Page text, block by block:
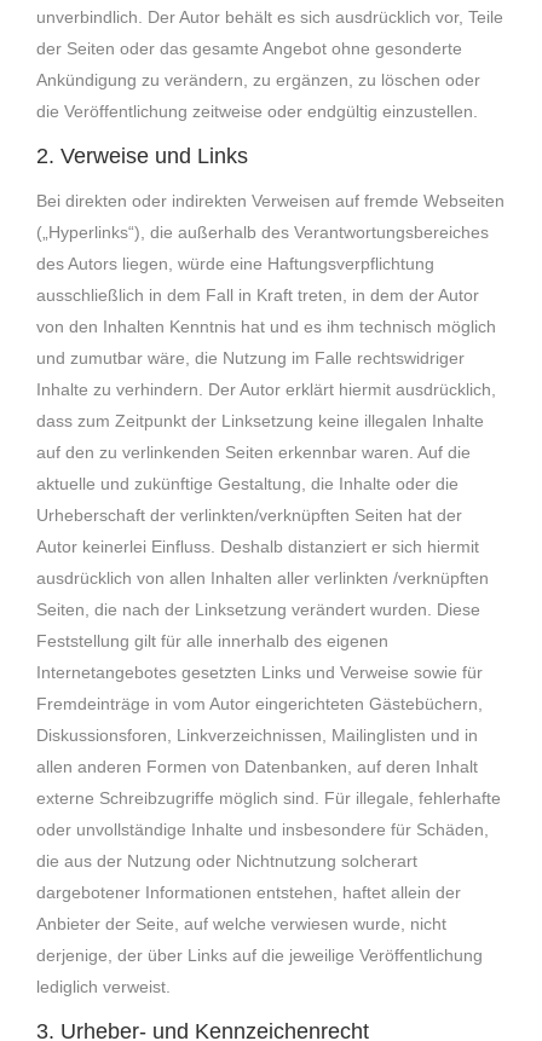
unverbindlich. Der Autor behält es sich ausdrücklich vor, Teile
der Seiten oder das gesamte Angebot ohne gesonderte
Ankündigung zu verändern, zu ergänzen, zu löschen oder
die Veröffentlichung zeitweise oder endgültig einzustellen.
2. Verweise und Links
Bei direkten oder indirekten Verweisen auf fremde Webseiten
(„Hyperlinks“), die außerhalb des Verantwortungsbereiches
des Autors liegen, würde eine Haftungsverpflichtung
ausschließlich in dem Fall in Kraft treten, in dem der Autor
von den Inhalten Kenntnis hat und es ihm technisch möglich
und zumutbar wäre, die Nutzung im Falle rechtswidriger
Inhalte zu verhindern. Der Autor erklärt hiermit ausdrücklich,
dass zum Zeitpunkt der Linksetzung keine illegalen Inhalte
auf den zu verlinkenden Seiten erkennbar waren. Auf die
aktuelle und zukünftige Gestaltung, die Inhalte oder die
Urheberschaft der verlinkten/verknüpften Seiten hat der
Autor keinerlei Einfluss. Deshalb distanziert er sich hiermit
ausdrücklich von allen Inhalten aller verlinkten /verknüpften
Seiten, die nach der Linksetzung verändert wurden. Diese
Feststellung gilt für alle innerhalb des eigenen
Internetangebotes gesetzten Links und Verweise sowie für
Fremdeinträge in vom Autor eingerichteten Gästebüchern,
Diskussionsforen, Linkverzeichnissen, Mailinglisten und in
allen anderen Formen von Datenbanken, auf deren Inhalt
externe Schreibzugriffe möglich sind. Für illegale, fehlerhafte
oder unvollständige Inhalte und insbesondere für Schäden,
die aus der Nutzung oder Nichtnutzung solcherart
dargebotener Informationen entstehen, haftet allein der
Anbieter der Seite, auf welche verwiesen wurde, nicht
derjenige, der über Links auf die jeweilige Veröffentlichung
lediglich verweist.
3. Urheber- und Kennzeichenrecht